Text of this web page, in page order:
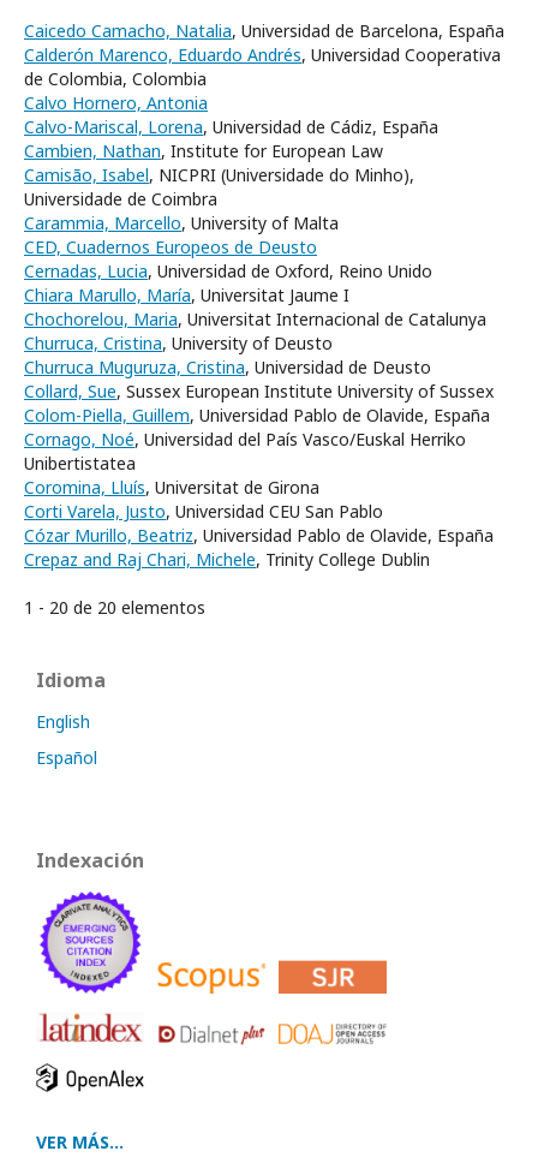
Caicedo Camacho, Natalia, Universidad de Barcelona, España
Calderón Marenco, Eduardo Andrés, Universidad Cooperativa
de Colombia, Colombia
Calvo Hornero, Antonia
Calvo-Mariscal, Lorena, Universidad de Cádiz, España
Cambien, Nathan, Institute for European Law
Camisão, Isabel, NICPRI (Universidade do Minho),
Universidade de Coimbra
Carammia, Marcello, University of Malta
CED, Cuadernos Europeos de Deusto
Cernadas, Lucia, Universidad de Oxford, Reino Unido
Chiara Marullo, María, Universitat Jaume I
Chochorelou, Maria, Universitat Internacional de Catalunya
Churruca, Cristina, University of Deusto
Churruca Muguruza, Cristina, Universidad de Deusto
Collard, Sue, Sussex European Institute University of Sussex
Colom-Piella, Guillem, Universidad Pablo de Olavide, España
Cornago, Noé, Universidad del País Vasco/Euskal Herriko
Unibertistatea
Coromina, Lluís, Universitat de Girona
Corti Varela, Justo, Universidad CEU San Pablo
Cózar Murillo, Beatriz, Universidad Pablo de Olavide, España
Crepaz and Raj Chari, Michele, Trinity College Dublin
1 - 20 de 20 elementos
Idioma
English
Español
Indexación
VER MÁS...